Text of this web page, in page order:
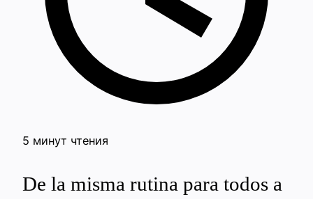
5 минут чтения
De la misma rutina para todos a